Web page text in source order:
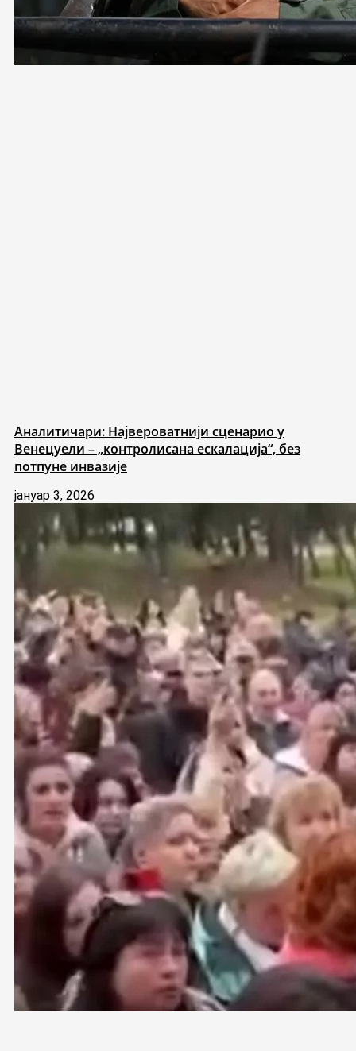
Аналитичари: Највероватнији сценарио у
Венецуели – „контролисана ескалација“, без
потпуне инвазије
јануар 3, 2026